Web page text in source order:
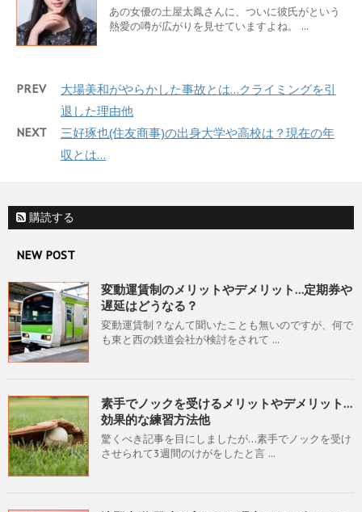
あの女優の土屋太鳳さんに、ついに彼氏がという
熱愛の噂が広がりを見せていますよね。 ...
PREV
大場美和がやらかした事故とは…クライミングを引
退した理由他
NEXT
三好琢也(住友商事)の出身大学や高校は？現在の年
収とは…
購読する
NEW POST
変動運賃制のメリットやデメリット…定期券や
遅延はどうなる？
変動運賃制？なんて聞いたことも無いのですが、何で
も東と西の鉄道会社が検討をされて ...
素手でノックを受けるメリットやデメリット…
効果的な練習方法他
驚くべき記事を目にしましたが…素手でノックを受け
させられて3週間のけがをしたと言 ...